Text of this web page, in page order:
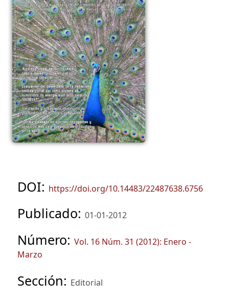
DOI: https://doi.org/10.14483/22487638.6756
Publicado: 01-01-2012
Número: Vol. 16 Núm. 31 (2012): Enero -
Marzo
Sección: Editorial